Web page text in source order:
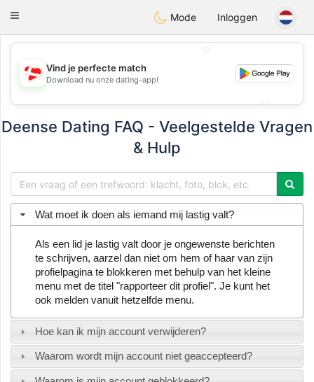
SmukDansk
Toggle
Mode Inloggen
💖
💕
Vind je perfecte match
Download nu onze dating-app!
Deense Dating FAQ - Veelgestelde Vragen
& Hulp
Wat moet ik doen als iemand mij lastig valt?
Als een lid je lastig valt door je ongewenste berichten
te schrijven, aarzel dan niet om hem of haar van zijn
profielpagina te blokkeren met behulp van het kleine
menu met de titel "rapporteer dit profiel". Je kunt het
ook melden vanuit hetzelfde menu.
Hoe kan ik mijn account verwijderen?
Waarom wordt mijn account niet geaccepteerd?